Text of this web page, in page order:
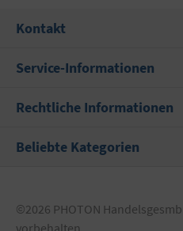
Kontakt
Service-Informationen
Rechtliche Informationen
Beliebte Kategorien
©2026 PHOTON